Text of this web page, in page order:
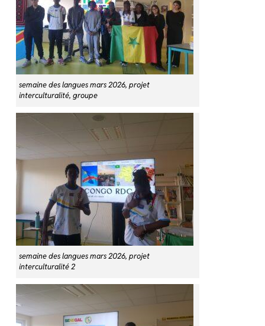
semaine des langues mars 2026, projet
interculturalité, groupe
semaine des langues mars 2026, projet
interculturalité 2